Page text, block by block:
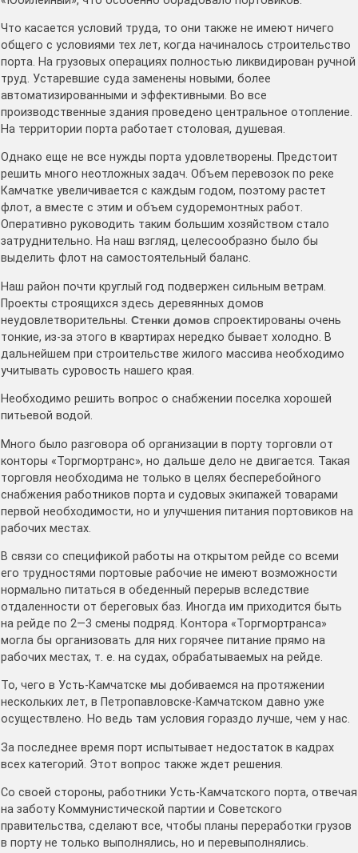
Что касается условий труда, то они также не имеют ничего
общего с условиями тех лет, когда начиналось строительство
порта. На грузовых операциях полностью ликвидирован ручной
труд. Устаревшие суда заменены новыми, более
автоматизированными и эффективными. Во все
производственные здания проведено центральное отопление.
На территории порта работает столовая, душевая.
Однако еще не все нужды порта удовлетворены. Предстоит
решить много неотложных задач. Объем перевозок по реке
Камчатке увеличивается с каждым годом, поэтому растет
флот, а вместе с этим и объем судоремонтных работ.
Оперативно руководить таким большим хозяйством стало
затруднительно. На наш взгляд, целесообразно было бы
выделить флот на самостоятельный баланс.
Наш район почти круглый год подвержен сильным ветрам.
Проекты строящихся здесь деревянных домов
неудовлетворительны. Стенки домов спроектированы очень
тонкие, из-за этого в квартирах нередко бывает холодно. В
дальнейшем при строительстве жилого массива необходимо
учитывать суровость нашего края.
Необходимо решить вопрос о снабжении поселка хорошей
питьевой водой.
Много было разговора об организации в порту торговли от
конторы «Торгмортранс», но дальше дело не двигается. Такая
торговля необходима не только в целях бесперебойного
снабжения работников порта и судовых экипажей товарами
первой необходимости, но и улучшения питания портовиков на
рабочих местах.
В связи со спецификой работы на открытом рейде со всеми
его трудностями портовые рабочие не имеют возможности
нормально питаться в обеденный перерыв вследствие
отдаленности от береговых баз. Иногда им приходится быть
на рейде по 2—3 смены подряд. Контора «Торгмортранса»
могла бы организовать для них горячее питание прямо на
рабочих местах, т. е. на судах, обрабатываемых на рейде.
То, чего в Усть-Камчатске мы добиваемся на протяжении
нескольких лет, в Петропавловске-Камчатском давно уже
осуществлено. Но ведь там условия гораздо лучше, чем у нас.
За последнее время порт испытывает недостаток в кадрах
всех категорий. Этот вопрос также ждет решения.
Со своей стороны, работники Усть-Камчатского порта, отвечая
на заботу Коммунистической партии и Советского
правительства, сделают все, чтобы планы переработки грузов
в порту не только выполнялись, но и перевыполнялись.